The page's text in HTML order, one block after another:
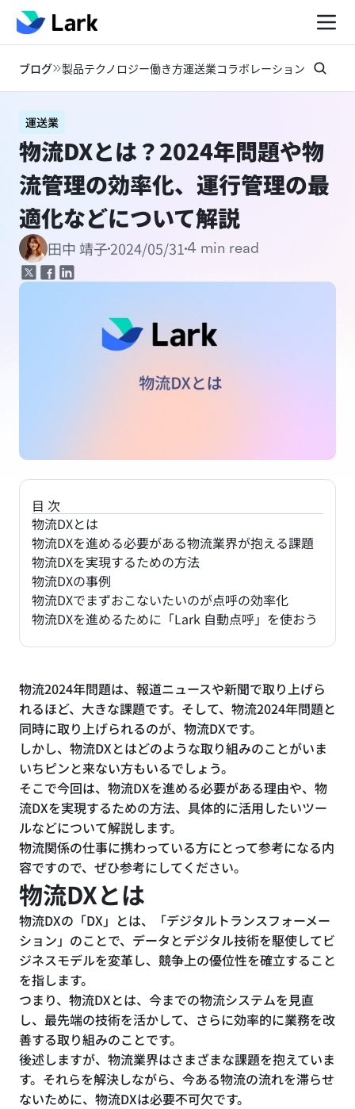
ブログ 製品テクノロジー働き方運送業コラボレーション お知らせ
運送業
物流DXとは？2024年問題や物
流管理の効率化、運行管理の最
適化などについて解説
田中 靖子2024/05/31 4 min read
物流2024年問題は、報道ニュースや新聞で取り上げら
れるほど、大きな課題です。そして、物流2024年問題と
同時に取り上げられるのが、物流DXです。
しかし、物流DXとはどのような取り組みのことがいま
いちピンと来ない方もいるでしょう。
そこで今回は、物流DXを進める必要がある理由や、物
流DXを実現するための方法、具体的に活用したいツー
ルなどについて解説します。
物流関係の仕事に携わっている方にとって参考になる内
容ですので、ぜひ参考にしてください。
物流DXとは
物流DXの「DX」とは、「デジタルトランスフォーメー
ション」のことで、データとデジタル技術を駆使してビ
ジネスモデルを変革し、競争上の優位性を確立すること
を指します。
つまり、物流DXとは、今までの物流システムを見直
し、最先端の技術を活かして、さらに効率的に業務を改
善する取り組みのことです。
後述しますが、物流業界はさまざまな課題を抱えていま
す。それらを解決しながら、今ある物流の流れを滞らせ
ないために、物流DXは必要不可欠です。
目次
物流DXとは
物流DXを進める必要がある物流業界が抱える課題
物流DXを実現するための方法
物流DXの事例
物流DXでまずおこないたいのが点呼の効率化
物流DXを進めるために「Lark 自動点呼」を使おう